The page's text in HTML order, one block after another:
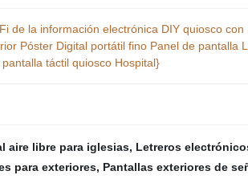
de la información electrónica DIY quiosco
Póster Digital portátil fino Panel de
táctil quiosco Hospital}
aire libre para iglesias, Letreros
para exteriores, Pantallas exteriores de